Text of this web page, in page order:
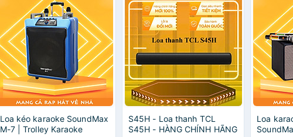
Loa kéo karaoke SoundMax
M-7 | Trolley Karaoke
S45H - Loa thanh TCL
S45H - HÀNG CHÍNH HÃNG
Loa